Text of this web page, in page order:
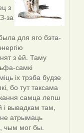
з
за
для яго бэта-
з ёй. Таму
самкі
іх трэба будзе
бо тут таксама
самца лепш
вывадкам там,
не атрымаць
чым мог бы.